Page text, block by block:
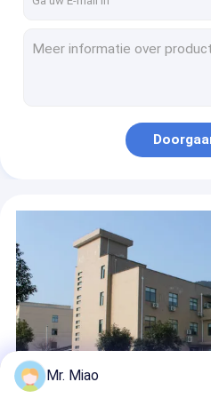
Hoog Finned Koperbuizenstelsel voor
Vloeistof die en Hoge Bimetaal het Aluminium
Energie - de Vinbuis van het besparings Bimetaal
De Buis van de de Warmtewisselaarvin van het Cupronikkel
Warmtewisselaar Integrale Finned Buizen
Mr. Miao